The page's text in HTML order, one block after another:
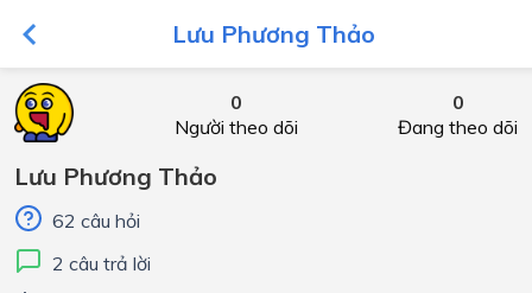
Lưu Phương Thảo
0
Người theo dõi
0
Đang theo dõi
Lưu Phương Thảo
62 câu hỏi
2 câu trả lời